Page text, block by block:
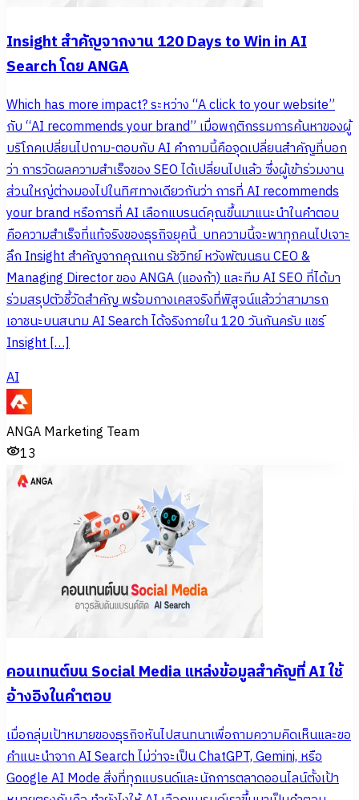
Insight สำคัญจากงาน 120 Days to Win in AI
Search โดย ANGA
Which has more impact? ระหว่าง “A click to your website”
กับ “AI recommends your brand” เมื่อพฤติกรรมการค้นหาของผู้
บริโภคเปลี่ยนไปถาม-ตอบกับ AI คำถามนี้คือจุดเปลี่ยนสำคัญที่บอก
ว่า การวัดผลความสำเร็จของ SEO ได้เปลี่ยนไปแล้ว ซึ่งผู้เข้าร่วมงาน
ส่วนใหญ่ต่างมองไปในทิศทางเดียวกันว่า การที่ AI recommends
your brand หรือการที่ AI เลือกแบรนด์คุณขึ้นมาแนะนำในคำตอบ
คือความสำเร็จที่แท้จริงของธุรกิจยุคนี้ บทความนี้จะพาทุกคนไปเจาะ
ลึก Insight สำคัญจากคุณเกน รัชวิทย์ หวังพัฒนธน CEO &
Managing Director ของ ANGA (แองก้า) และทีม AI SEO ที่ได้มา
ร่วมสรุปตัวชี้วัดสำคัญ พร้อมกางเคสจริงที่พิสูจน์แล้วว่าสามารถ
เอาชนะบนสนาม AI Search ได้จริงภายใน 120 วันกันครับ แชร์
Insight […]
AI
ANGA Marketing Team
13
คอนเทนต์บน Social Media แหล่งข้อมูลสำคัญที่ AI ใช้
อ้างอิงในคำตอบ
เมื่อกลุ่มเป้าหมายของธุรกิจหันไปสนทนาเพื่อถามความคิดเห็นและขอ
คำแนะนำจาก AI Search ไม่ว่าจะเป็น ChatGPT, Gemini, หรือ
Google AI Mode สิ่งที่ทุกแบรนด์และนักการตลาดออนไลน์ตั้งเป้า